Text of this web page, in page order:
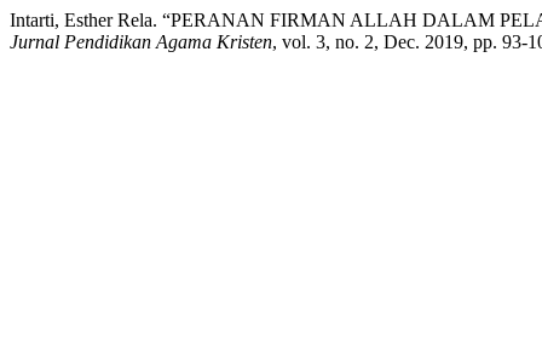
Intarti, Esther Rela. “PERANAN FIRMAN ALLAH DALAM
Jurnal Pendidikan Agama Kristen, vol. 3, no. 2, Dec. 2019, pp. 93-